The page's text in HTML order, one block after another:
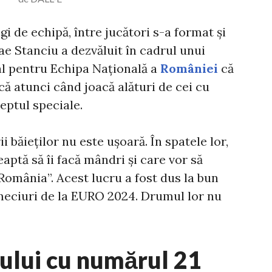
de echipă, între jucători s-a format și
Stanciu a dezvăluit în cadrul unui
pentru Echipa Națională a României că
atunci când joacă alături de cei cu
speciale.
băieților nu este ușoară. În spatele lor,
să îi facă mândri și care vor să
Acest lucru a fost dus la bun
de la EURO 2024. Drumul lor nu
cu numărul 21